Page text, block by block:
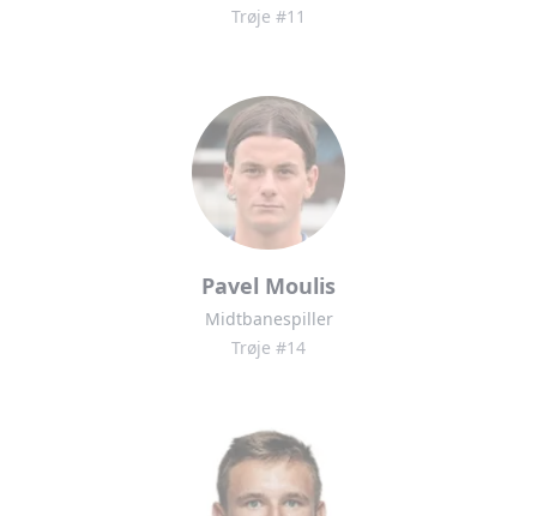
Trøje #11
Pavel Moulis
Midtbanespiller
Trøje #14